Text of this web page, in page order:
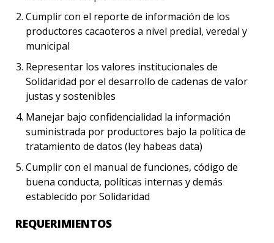
Cumplir con el reporte de información de los
productores cacaoteros a nivel predial, veredal y
municipal
Representar los valores institucionales de
Solidaridad por el desarrollo de cadenas de valor
justas y sostenibles
Manejar bajo confidencialidad la información
suministrada por productores bajo la política de
tratamiento de datos (ley habeas data)
Cumplir con el manual de funciones, código de
buena conducta, políticas internas y demás
establecido por Solidaridad
REQUERIMIENTOS